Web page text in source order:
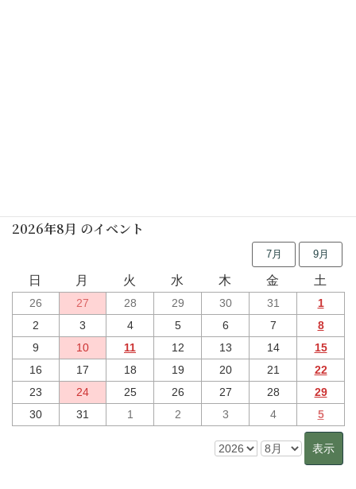
2026年8月 のイベント
7月 9月
日 月 火 水 木 金 土
26 27 28 29 30 31
1
2
3 4 5 6 7
8
9
10 11 12 13 14
15
16
17 18 19 20 21
22
23
24 25 26 27 28
29
30
31 1 2 3 4 5